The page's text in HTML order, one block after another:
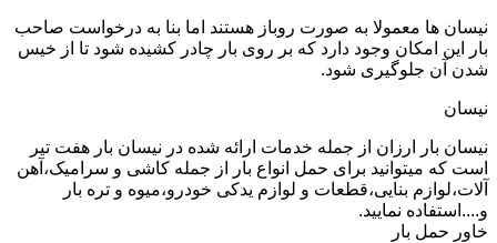
نیسان ها معمولا به صورت روباز هستند اما بنا به درخواست صاحب
بار این امکان وجود دارد که بر روی بار چادر کشیده شود تا از خیس
شدن آن جلوگیری شود.
نیسان
نیسان بار ارزان از جمله خدمات ارائه شده در نیسان بار هفت تیر
است که میتوانید برای حمل انواع بار از جمله کاشی و سرامیک،آهن
آلات،لوازم بنایی،قطعات و لوازم یدکی خودرو،میوه و تره بار
و....استفاده نمایید.
خاور حمل بار